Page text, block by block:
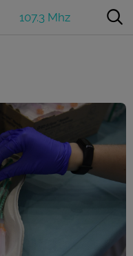
107.3 Mhz